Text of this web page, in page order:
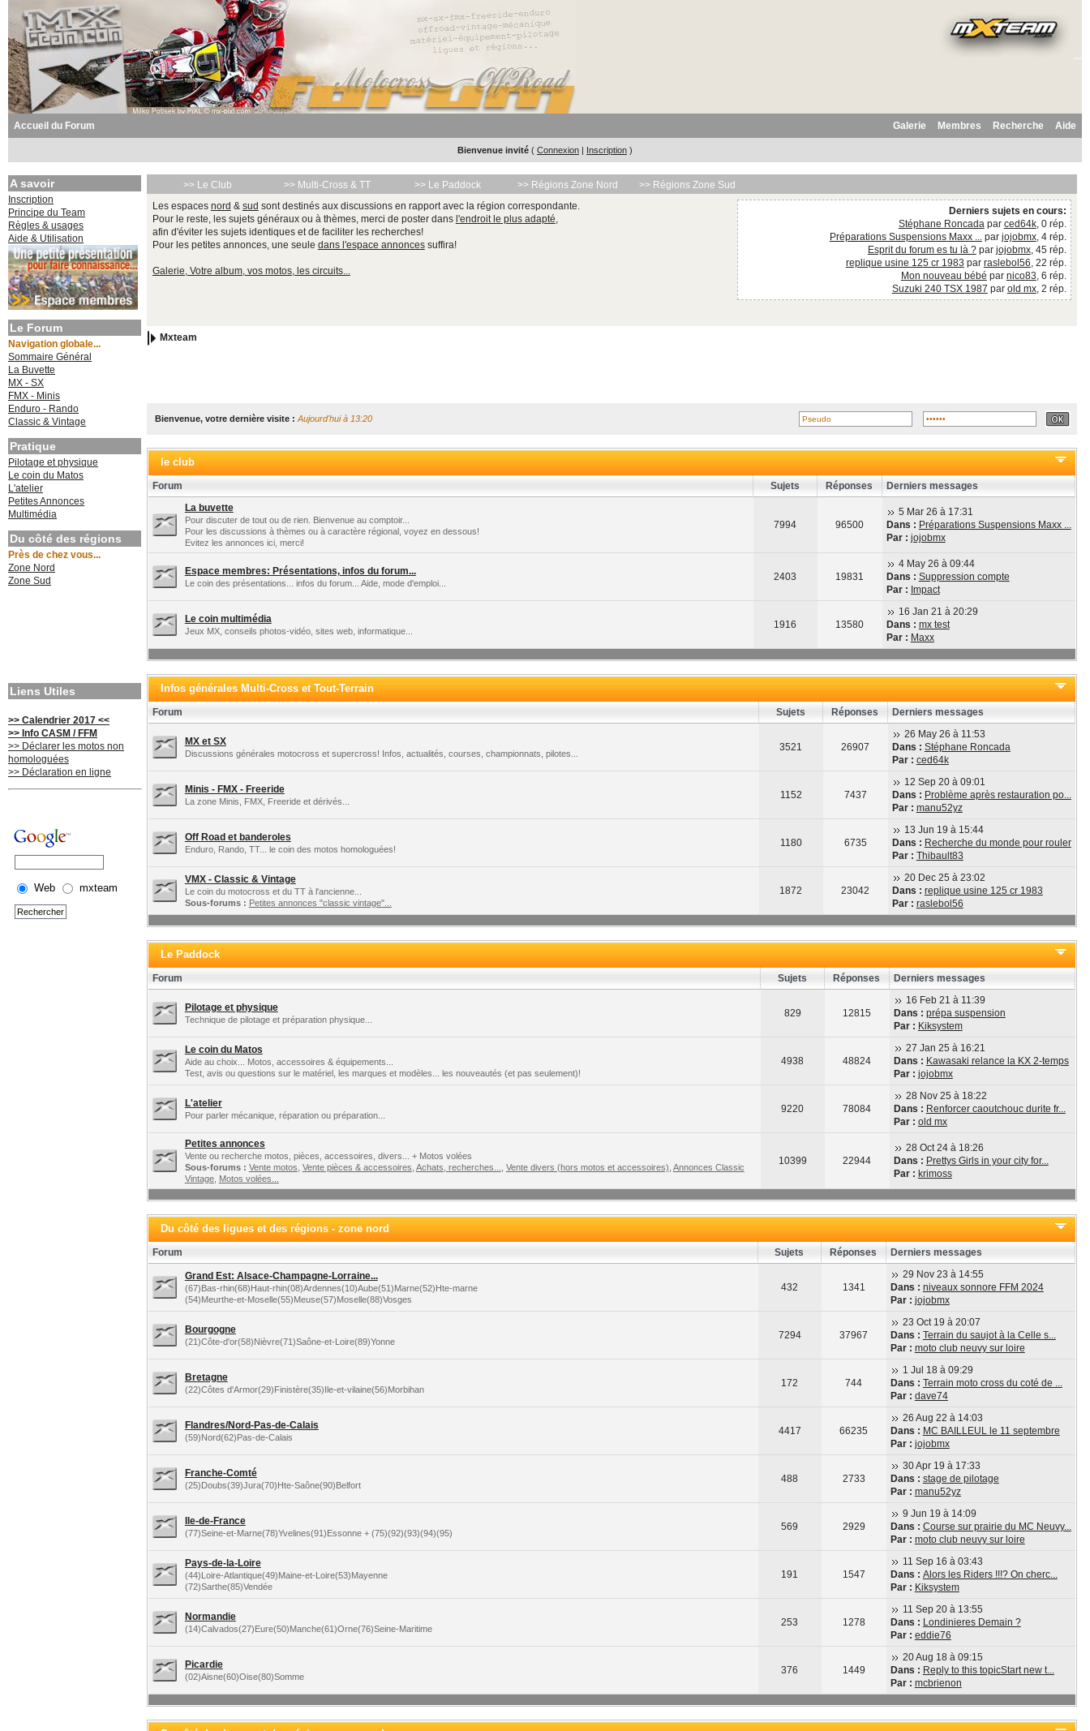
Accueil du Forum Aide
Recherche
Membres
Galerie
Bienvenue invité ( Connexion | Inscription )
A savoir
Inscription
Principe du Team
Règles & usages
Aide & Utilisation
Le Forum
Navigation globale...
Sommaire Général
La Buvette
MX - SX
FMX - Minis
Enduro - Rando
Classic & Vintage
Pratique
Pilotage et physique
Le coin du Matos
L'atelier
Petites Annonces
Multimédia
Du côté des régions
Près de chez vous...
Zone Nord
Zone Sud
Liens Utiles
>> Calendrier 2017 <<
>> Info CASM / FFM
>> Déclarer les motos non
homologuées
>> Déclaration en ligne
Web mxteam
>> Le Club >> Multi-Cross & TT >> Le Paddock >> Régions Zone Nord
>> Régions Zone Sud
Les espaces nord & sud sont destinés aux discussions en rapport avec la région correspondante.
Pour le reste, les sujets généraux ou à thèmes, merci de poster dans l'endroit le plus adapté,
afin d'éviter les sujets identiques et de faciliter les recherches!
Pour les petites annonces, une seule dans l'espace annoncessuffira!
Galerie, Votre album, vos motos, les circuits...
Derniers sujets en cours:
Stéphane Roncadapar ced64k, 0 rép.
Préparations Suspensions Maxx ...par jojobmx, 4 rép.
Esprit du forum es tu là ?par jojobmx, 45 rép.
replique usine 125 cr 1983 par raslebol56, 22 rép.
Mon nouveau bébé par nico83, 6 rép.
Suzuki 240 TSX 1987 par old mx, 2 rép.
Mxteam
Bienvenue, votre dernière visite : Aujourd'hui à 13:20
le club
Forum Sujets Réponses
Derniers messages
La buvette
Pour discuter de tout ou de rien. Bienvenue au comptoir...
Pour les discussions à thèmes ou à caractère régional, voyez en dessous!
Evitez les annonces ici, merci!
7994 96500
5 Mar 26 à 17:31
Dans : Préparations Suspensions Maxx ...
Par : jojobmx
Espace membres: Présentations, infos du forum...
Le coin des présentations... infos du forum... Aide, mode d'emploi...
2403 19831
4 May 26 à 09:44
Dans : Suppression compte
Par : Impact
Le coin multimédia
Jeux MX, conseils photos-vidéo, sites web, informatique...
1916 13580
16 Jan 21 à 20:29
Dans : mx test
Par : Maxx
Infos générales Multi-Cross et Tout-Terrain
Forum Sujets Réponses Derniers messages
MX et SX
Discussions générales motocross et supercross! Infos, actualités, courses, championnats, pilotes...
3521 26907
26 May 26 à 11:53
Dans : Stéphane Roncada
Par : ced64k
Minis - FMX - Freeride
La zone Minis, FMX, Freeride et dérivés...
1152 7437
12 Sep 20 à 09:01
Dans : Problème après restauration po...
Par : manu52yz
Off Road et banderoles
Enduro, Rando, TT... le coin des motos homologuées!
1180 6735
13 Jun 19 à 15:44
Dans : Recherche du monde pour rouler
Par : Thibault83
VMX - Classic & Vintage
Le coin du motocross et du TT à l'ancienne...
Sous-forums : Petites annonces "classic vintage"...
1872 23042
20 Dec 25 à 23:02
Dans : replique usine 125 cr 1983
Par : raslebol56
Le Paddock
Forum Sujets Réponses Derniers messages
Pilotage et physique
Technique de pilotage et préparation physique...
829 12815
16 Feb 21 à 11:39
Dans : prépa suspension
Par : Kiksystem
Le coin du Matos
Aide au choix... Motos, accessoires & équipements...
Test, avis ou questions sur le matériel, les marques et modèles... les nouveautés (et pas seulement)!
4938 48824
27 Jan 25 à 16:21
Dans : Kawasaki relance la KX 2-temps
Par : jojobmx
L'atelier
Pour parler mécanique, réparation ou préparation...
9220 78084
28 Nov 25 à 18:22
Dans : Renforcer caoutchouc durite fr...
Par : old mx
Petites annonces
Vente ou recherche motos, pièces, accessoires, divers... + Motos volées
Sous-forums : Vente motos Vente pièces & accessoires Achats, recherches... Vente divers (hors motos et accessoires) Annonces Classic
Vintage, Motos volées...
10399 22944
28 Oct 24 à 18:26
Dans : Prettys Girls in your city for...
Par : krimoss
Du côté des ligues et des régions - zone nord
Forum Sujets Réponses Derniers messages
Grand Est: Alsace-Champagne-Lorraine...
(67)Bas-rhin(68)Haut-rhin(08)Ardennes(10)Aube(51)Marne(52)Hte-marne
(54)Meurthe-et-Moselle(55)Meuse(57)Moselle(88)Vosges
432 1341
29 Nov 23 à 14:55
Dans : niveaux sonnore FFM 2024
Par : jojobmx
Bourgogne
(21)Côte-d'or(58)Nièvre(71)Saône-et-Loire(89)Yonne
7294 37967
23 Oct 19 à 20:07
Dans : Terrain du saujot à la Celle s...
Par : moto club neuvy sur loire
Bretagne
(22)Côtes d'Armor(29)Finistère(35)Ile-et-vilaine(56)Morbihan
172 744
1 Jul 18 à 09:29
Dans : Terrain moto cross du coté de ...
Par : dave74
Flandres/Nord-Pas-de-Calais
(59)Nord(62)Pas-de-Calais
4417 66235
26 Aug 22 à 14:03
Dans : MC BAILLEUL le 11 septembre
Par : jojobmx
Franche-Comté
(25)Doubs(39)Jura(70)Hte-Saône(90)Belfort
488 2733
30 Apr 19 à 17:33
Dans : stage de pilotage
Par : manu52yz
Ile-de-France
(77)Seine-et-Marne(78)Yvelines(91)Essonne + (75)(92)(93)(94)(95)
569 2929
9 Jun 19 à 14:09
Dans : Course sur prairie du MC Neuvy...
Par : moto club neuvy sur loire
Pays-de-la-Loire
(44)Loire-Atlantique(49)Maine-et-Loire(53)Mayenne
(72)Sarthe(85)Vendée
191 1547
11 Sep 16 à 03:43
Dans : Alors les Riders !!!? On cherc...
Par : Kiksystem
Normandie
(14)Calvados(27)Eure(50)Manche(61)Orne(76)Seine-Maritime
253 1278
11 Sep 20 à 13:55
Dans : Londinieres Demain ?
Par : eddie76
Picardie
(02)Aisne(60)Oise(80)Somme
376 1449
20 Aug 18 à 09:15
Dans : Reply to this topicStart new t...
Par : mcbrienon